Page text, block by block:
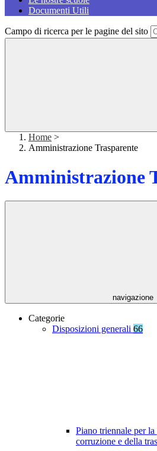
Documenti Utili
Campo di ricerca per le pagine del sito
Home >
Amministrazione Trasparente
Amministrazione
navigazione
Categorie
Disposizioni generali 66
Piano triennale per
corruzione e della